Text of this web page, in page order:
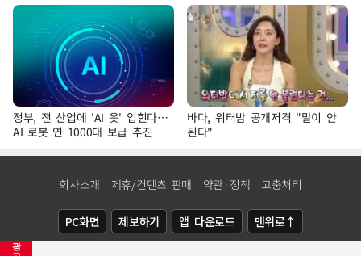
광
정부, 전 산업에 'AI 옷' 입힌다…
AI 로봇 연 1000대 보급 추진
바다, 워터밤 공개저격 "말이 안
된다"
회사소개 제휴/컨텐츠 판매 약관·정책 고충처리
PC화면 제보하기 앱 다운로드 맨위로↑